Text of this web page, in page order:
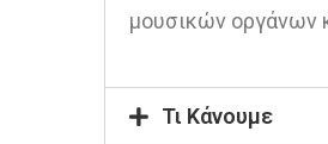
μουσικών οργάνων
Τι Κάνουμε